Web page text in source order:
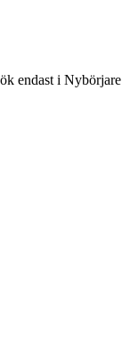
endast i Nybörjare